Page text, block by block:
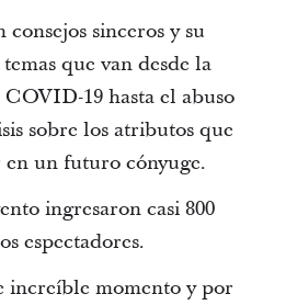
sinceros y su
que van desde la
19 hasta el abuso
sobre los atributos que
un futuro cónyuge.
ingresaron casi 800
espectadores.
increíble momento y por